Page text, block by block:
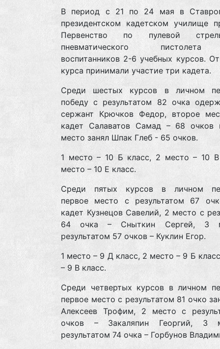
В период с 21 по 24 мая в
президентском кадетском училище
Первенство по пулевой
пневматического
воспитанников 2-6 учебных курсов.
курса принимали участие три кадета.
Среди шестых курсов в личном
победу с результатом 82 очка
сержант Крючков Федор, второе
кадет Салаватов Самад – 68 очков
место занял Шпак Глеб - 65 очков.
1 место – 10 Б класс, 2 место – 10
место – 10 Е класс.
Среди пятых курсов в личном
первое место с результатом 67
кадет Кузнецов Савелий, 2 место с
64 очка – Сныткин Сергей, 3
результатом 57 очков – Куклин Егор.
1 место – 9 Д класс, 2 место – 9 Б
– 9 В класс.
Среди четвертых курсов в личном
первое место с результатом 81 очко
Алексеев Трофим, 2 место с
очков – Закаляпин Георгий, 3
результатом 74 очка – Горбунов